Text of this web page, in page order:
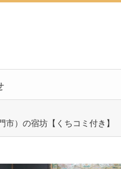
）の宿坊【くちコミ付き】